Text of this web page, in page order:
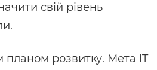
свій рівень
планом розвитку. Мета IT